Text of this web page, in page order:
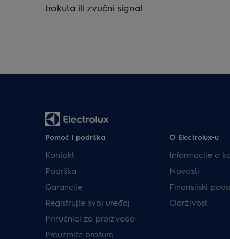
trokuta ili zvučni signal
Pomoć i podrška
Kontakt
Podrška
Garancije
Registrujte svoj uređaj
Priručnici za proizvode
Preuzmite brošure
O Electrolux-u
Informacije o
Novosti
Finansijski
Održivost